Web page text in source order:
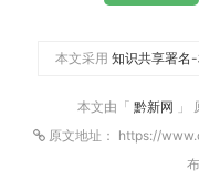
本文采用 知识共享署名
本文由「 黔新网 」
原文地址： https://